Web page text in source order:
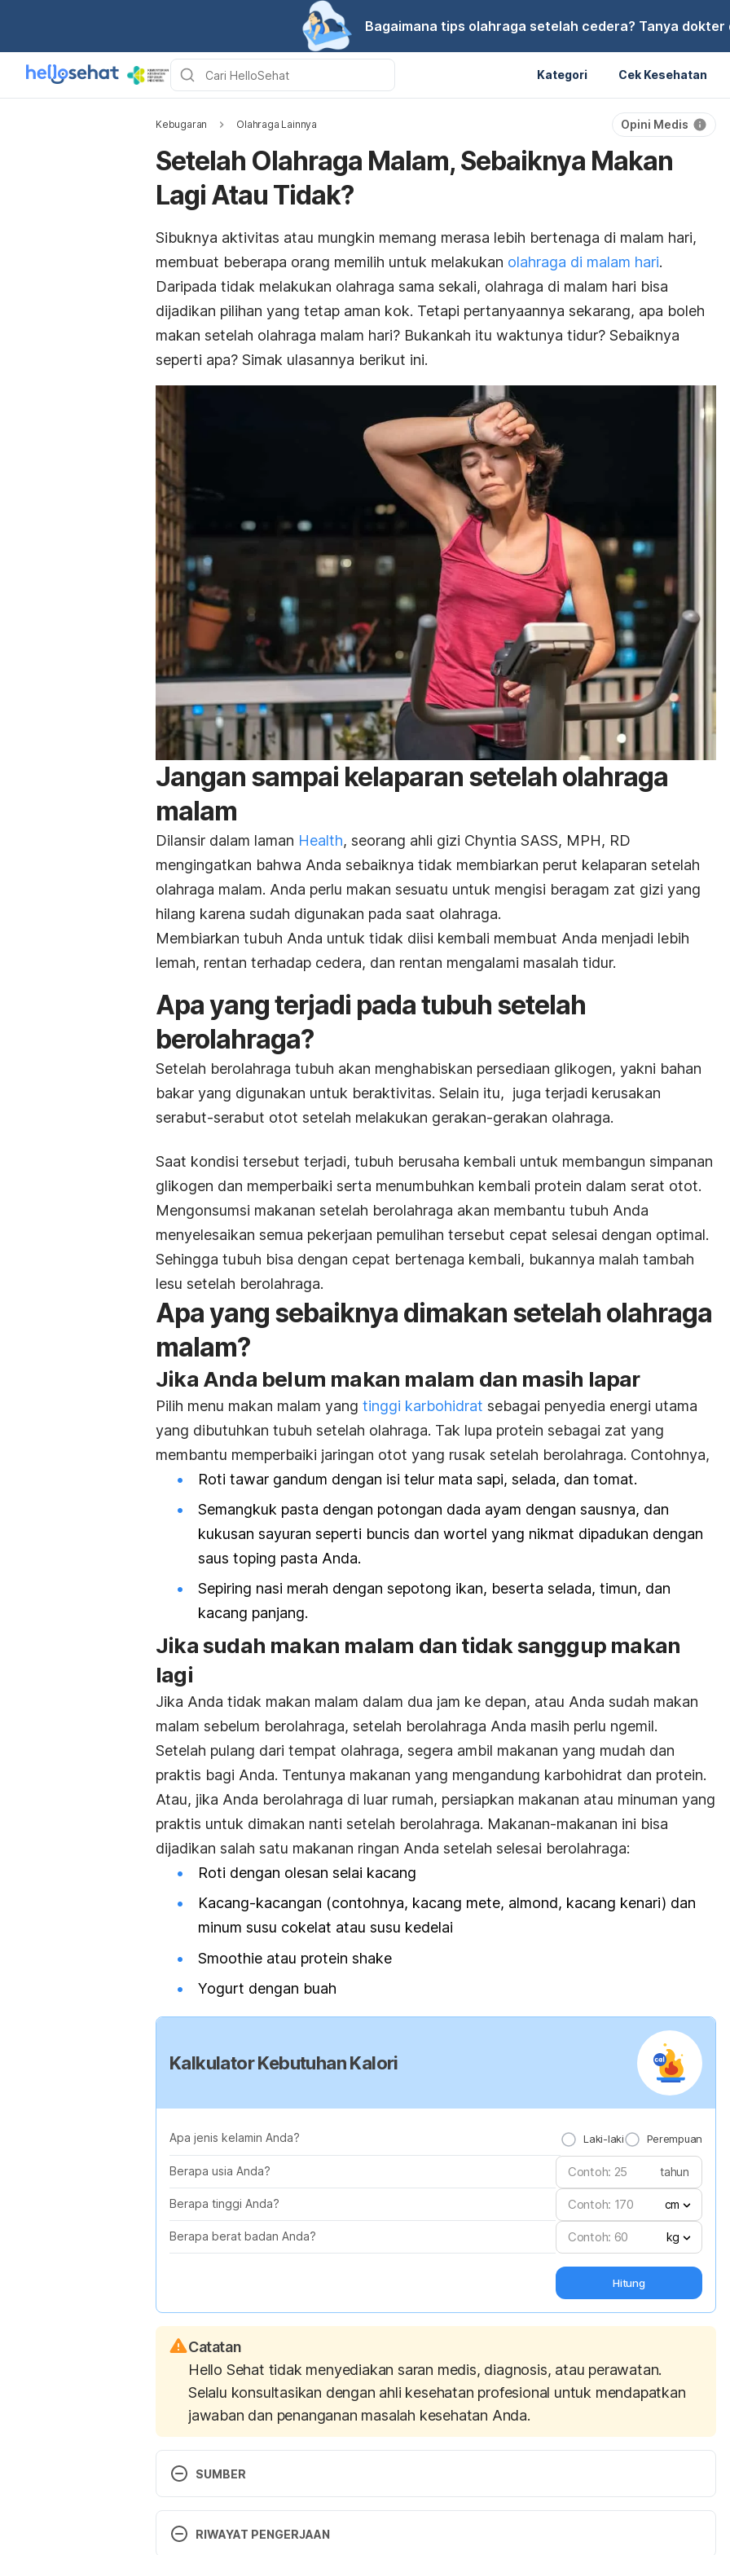
Bagaimana tips olahraga setelah cedera? Tanya dokter
Kategori Cek Kesehatan
Kebugaran Olahraga Lainnya Opini Medis
Setelah Olahraga Malam, Sebaiknya Makan
Lagi Atau Tidak?
Sibuknya aktivitas atau mungkin memang merasa lebih bertenaga di malam hari,
membuat beberapa orang memilih untuk melakukan olahraga di malam hari.
Daripada tidak melakukan olahraga sama sekali, olahraga di malam hari bisa
dijadikan pilihan yang tetap aman kok. Tetapi pertanyaannya sekarang, apa boleh
makan setelah olahraga malam hari? Bukankah itu waktunya tidur? Sebaiknya
seperti apa? Simak ulasannya berikut ini.
Jangan sampai kelaparan setelah olahraga
malam
Dilansir dalam laman Health, seorang ahli gizi Chyntia SASS, MPH, RD
mengingatkan bahwa Anda sebaiknya tidak membiarkan perut kelaparan setelah
olahraga malam. Anda perlu makan sesuatu untuk mengisi beragam zat gizi yang
hilang karena sudah digunakan pada saat olahraga.
Membiarkan tubuh Anda untuk tidak diisi kembali membuat Anda menjadi lebih
lemah, rentan terhadap cedera, dan rentan mengalami masalah tidur.
Apa yang terjadi pada tubuh setelah
berolahraga?
Setelah berolahraga tubuh akan menghabiskan persediaan glikogen, yakni bahan
bakar yang digunakan untuk beraktivitas. Selain itu, juga terjadi kerusakan
serabut-serabut otot setelah melakukan gerakan-gerakan olahraga.
Saat kondisi tersebut terjadi, tubuh berusaha kembali untuk membangun simpanan
glikogen dan memperbaiki serta menumbuhkan kembali protein dalam serat otot.
Mengonsumsi makanan setelah berolahraga akan membantu tubuh Anda
menyelesaikan semua pekerjaan pemulihan tersebut cepat selesai dengan optimal.
Sehingga tubuh bisa dengan cepat bertenaga kembali, bukannya malah tambah
lesu setelah berolahraga.
Apa yang sebaiknya dimakan setelah olahraga
malam?
Jika Anda belum makan malam dan masih lapar
Pilih menu makan malam yang tinggi karbohidrat sebagai penyedia energi utama
yang dibutuhkan tubuh setelah olahraga. Tak lupa protein sebagai zat yang
membantu memperbaiki jaringan otot yang rusak setelah berolahraga. Contohnya,
Roti tawar gandum dengan isi telur mata sapi, selada, dan tomat.
Semangkuk pasta dengan potongan dada ayam dengan sausnya, dan
kukusan sayuran seperti buncis dan wortel yang nikmat dipadukan dengan
saus toping pasta Anda.
Sepiring nasi merah dengan sepotong ikan, beserta selada, timun, dan
kacang panjang.
Jika sudah makan malam dan tidak sanggup makan
lagi
Jika Anda tidak makan malam dalam dua jam ke depan, atau Anda sudah makan
malam sebelum berolahraga, setelah berolahraga Anda masih perlu ngemil.
Setelah pulang dari tempat olahraga, segera ambil makanan yang mudah dan
praktis bagi Anda. Tentunya makanan yang mengandung karbohidrat dan protein.
Atau, jika Anda berolahraga di luar rumah, persiapkan makanan atau minuman yang
praktis untuk dimakan nanti setelah berolahraga. Makanan-makanan ini bisa
dijadikan salah satu makanan ringan Anda setelah selesai berolahraga:
Roti dengan olesan selai kacang
Kacang-kacangan (contohnya, kacang mete, almond, kacang kenari) dan
minum susu cokelat atau susu kedelai
Smoothie atau protein shake
Yogurt dengan buah
Kalkulator Kebutuhan Kalori
Apa jenis kelamin Anda? Laki-laki Perempuan
Berapa usia Anda? tahun
Berapa tinggi Anda? cm
Berapa berat badan Anda? kg
Hitung
Catatan
Hello Sehat tidak menyediakan saran medis, diagnosis, atau perawatan.
Selalu konsultasikan dengan ahli kesehatan profesional untuk mendapatkan
jawaban dan penanganan masalah kesehatan Anda.
SUMBER
https://www.livestrong.com/article/532188-what-are-you-supposed-to-eat-after-the-
gym-at-night/
RIWAYAT PENGERJAAN